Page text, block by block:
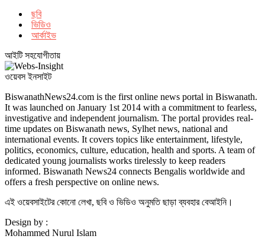
ছবি
ভিডিও
আর্কাইভ
আইটি সহযোগীতায়
ওয়েবস ইনসাইট
BiswanathNews24.com is the first online news portal in Biswanath.
It was launched on January 1st 2014 with a commitment to fearless,
investigative and independent journalism. The portal provides real-
time updates on Biswanath news, Sylhet news, national and
international events. It covers topics like entertainment, lifestyle,
politics, economics, culture, education, health and sports. A team of
dedicated young journalists works tirelessly to keep readers
informed. Biswanath News24 connects Bengalis worldwide and
offers a fresh perspective on online news.
এই ওয়েবসাইটের কোনো লেখা, ছবি ও ভিডিও অনুমতি ছাড়া ব্যবহার বেআইনি।
Design by :
Mohammed Nurul Islam